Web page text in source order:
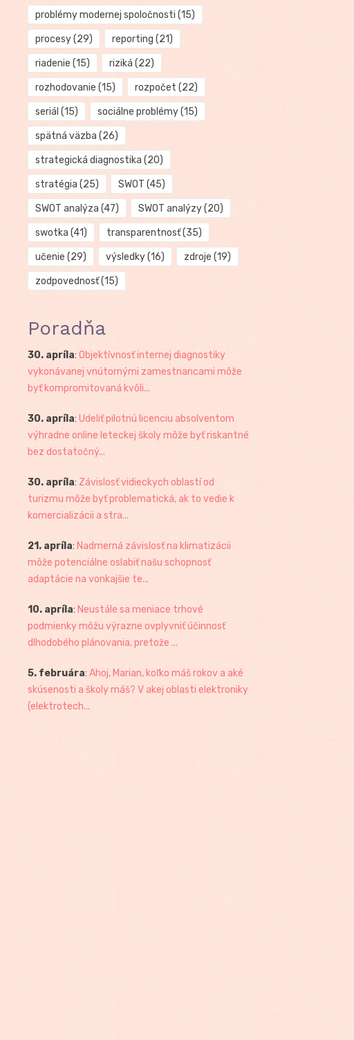
problémy modernej spoločnosti (15)
procesy(29) reporting (21)
riadenie (15) riziká (22)
rozhodovanie (15) rozpočet (22)
seriál (15) sociálne problémy(15)
spätná väzba (26)
strategická diagnostika (20)
stratégia (25) SWOT (45)
SWOT analýza (47) SWOT analýzy(20)
swotka (41) transparentnosť(35)
učenie (29) výsledky(16) zdroje (19)
zodpovednosť(15)
Poradňa
30. apríla: Objektívnosť internej diagnostiky
vykonávanej vnútornými zamestnancami môže
byť kompromitovaná kvôli...
30. apríla: Udeliť pilotnú licenciu absolventom
výhradne online leteckej školy môže byť riskantné
bez dostatočný...
30. apríla: Závislosť vidieckych oblastí od
turizmu môže byť problematická, ak to vedie k
komercializácii a stra...
21. apríla: Nadmerná závislosť na klimatizácii
môže potenciálne oslabiť našu schopnosť
adaptácie na vonkajšie te...
10. apríla: Neustále sa meniace trhové
podmienky môžu výrazne ovplyvniť účinnosť
dlhodobého plánovania, pretože ...
5. februára: Ahoj, Marian, koľko máš rokov a aké
skúsenosti a školy máš? V akej oblasti elektroniky
(elektrotech...